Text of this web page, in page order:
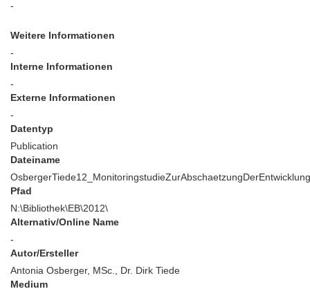
-
Weitere Informationen
-
Interne Informationen
-
Externe Informationen
-
Datentyp
Publication
Dateiname
Pfad
N:\Bibliothek\EB\2012\
Alternativ/Online Name
-
Autor/Ersteller
Antonia Osberger, MSc., Dr. Dirk Tiede
Medium